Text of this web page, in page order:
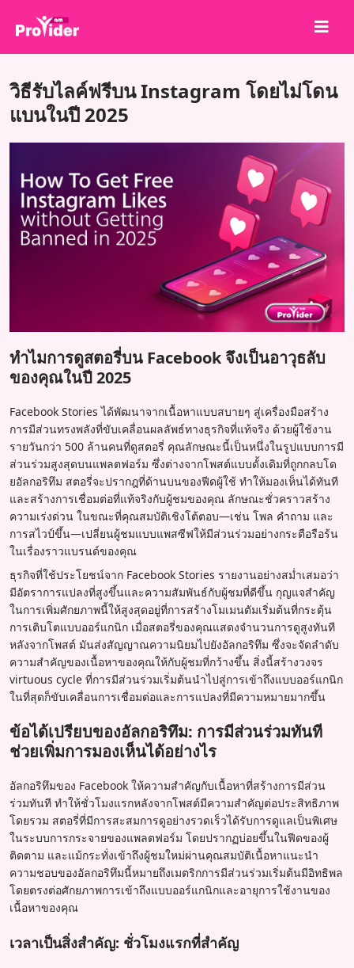
แชร์เพื่อชนะ!
เกี่ยวกับเรา
บริการ
API
ข้อตกลง
วิธีรับไลค์ฟรีบน Instagram โดยไม่โดน
แบนในปี 2025
ทำไมการดูสตอรี่บน Facebook จึงเป็นอาวุธลับ
ของคุณในปี 2025
Facebook Stories ได้พัฒนาจากเนื้อหาแบบสบายๆ สู่เครื่องมือสร้าง
การมีส่วนทรงพลังที่ขับเคลื่อนผลลัพธ์ทางธุรกิจที่แท้จริง ด้วยผู้ใช้งาน
รายวันกว่า 500 ล้านคนที่ดูสตอรี่ คุณลักษณะนี้เป็นหนึ่งในรูปแบบการมี
ส่วนร่วมสูงสุดบนแพลตฟอร์ม ซึ่งต่างจากโพสต์แบบดั้งเดิมที่ถูกกลบโด
ยอัลกอริทึม สตอรี่จะปรากฎที่ด้านบนของฟีดผู้ใช้ ทำให้มองเห็นได้ทันที
และสร้างการเชื่อมต่อที่แท้จริงกับผู้ชมของคุณ ลักษณะชั่วคราวสร้าง
ความเร่งด่วน ในขณะที่คุณสมบัติเชิงโต้ตอบ—เช่น โพล คำถาม และ
การสไวป์ขึ้น—เปลี่ยนผู้ชมแบบแพสซีฟให้มีส่วนร่วมอย่างกระตือรือร้น
ในเรื่องราวแบรนด์ของคุณ
ธุรกิจที่ใช้ประโยชน์จาก Facebook Stories รายงานอย่างสม่ำเสมอว่า
มีอัตราการแปลงที่สูงขึ้นและความสัมพันธ์กับผู้ชมที่ดีขึ้น กุญแจสำคัญ
ในการเพิ่มศักยภาพนี้ให้สูงสุดอยู่ที่การสร้างโมเมนตัมเริ่มต้นที่กระตุ้น
การเติบโตแบบออร์แกนิก เมื่อสตอรี่ของคุณแสดงจำนวนการดูสูงทันที
หลังจากโพสต์ มันส่งสัญญาณความนิยมไปยังอัลกอริทึม ซึ่งจะจัดลำดับ
ความสำคัญของเนื้อหาของคุณให้กับผู้ชมที่กว้างขึ้น สิ่งนี้สร้างวงจร
virtuous cycle ที่การมีส่วนร่วมเริ่มต้นนำไปสู่การเข้าถึงแบบออร์แกนิก
ในที่สุดก็ขับเคลื่อนการเชื่อมต่อและการแปลงที่มีความหมายมากขึ้น
ข้อได้เปรียบของอัลกอริทึม: การมีส่วนร่วมทันที
ช่วยเพิ่มการมองเห็นได้อย่างไร
อัลกอริทึมของ Facebook ให้ความสำคัญกับเนื้อหาที่สร้างการมีส่วน
ร่วมทันที ทำให้ชั่วโมงแรกหลังจากโพสต์มีความสำคัญต่อประสิทธิภาพ
โดยรวม สตอรี่ที่มีการสะสมการดูอย่างรวดเร็วได้รับการดูแลเป็นพิเศษ
ในระบบการกระจายของแพลตฟอร์ม โดยปรากฏบ่อยขึ้นในฟีดของผู้
ติดตาม และแม้กระทั่งเข้าถึงผู้ชมใหม่ผ่านคุณสมบัติเนื้อหาแนะนำ
ความชอบของอัลกอริทึมนี้หมายถึงเมตริกการมีส่วนร่วมเริ่มต้นมีอิทธิพล
โดยตรงต่อศักยภาพการเข้าถึงแบบออร์แกนิกและอายุการใช้งานของ
เนื้อหาของคุณ
เวลาเป็นสิ่งสำคัญ: ชั่วโมงแรกที่สำคัญ